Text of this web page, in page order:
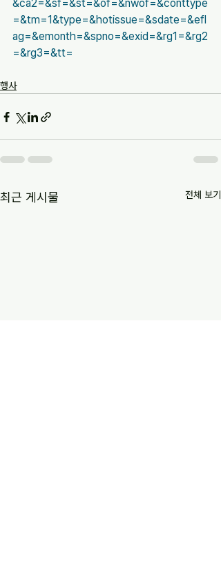
&ca2=&sf=&st=&of=&nwof=&conttype
=&tm=1&type=&hotissue=&sdate=&efl
ag=&emonth=&spno=&exid=&rg1=&rg2
=&rg3=&tt=
행사
최근 게시물 전체 보기